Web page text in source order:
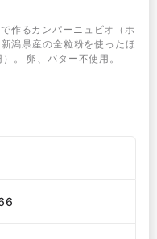
作るカンパーニュビオ（ホ
潟県産の全粒粉を使ったほ
。 卵、バター不使用。